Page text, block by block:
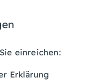
einreichen:
Erklärung